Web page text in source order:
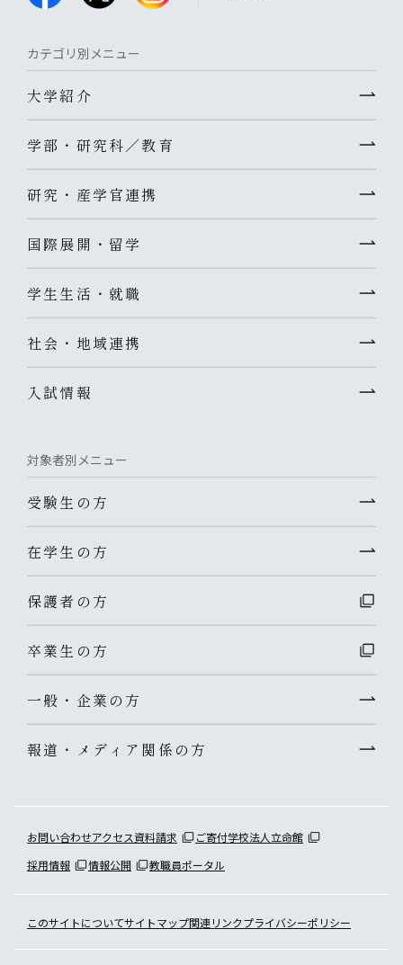
カテゴリ別メニュー
大学紹介
学部・研究科／教育
研究・産学官連携
国際展開・留学
学生生活・就職
社会・地域連携
入試情報
対象者別メニュー
受験生の方
在学生の方
保護者の方
卒業生の方
一般・企業の方
報道・メディア関係の方
お問い合わせアクセス資料請求 ご寄付学校法人立命館
採用情報
情報公開 教職員ポータル
このサイトについてサイトマップ関連リンクプライバシーポリシー